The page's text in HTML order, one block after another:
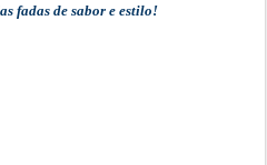
fadas de sabor e estilo!